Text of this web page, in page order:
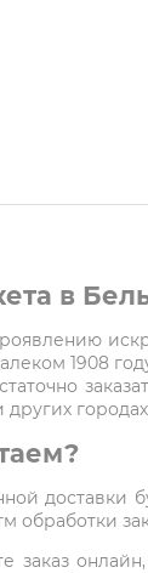
в
1908
других
доставки
обработки
заказ